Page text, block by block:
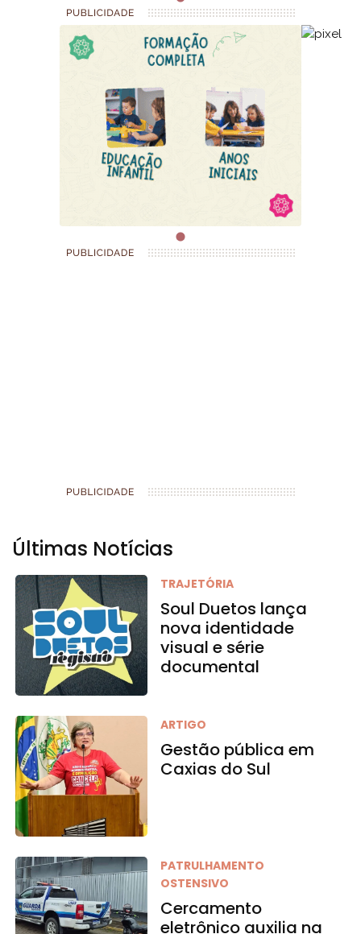
Últimas Notícias
TRAJETÓRIA
Soul Duetos lança
nova identidade
visual e série
documental
ARTIGO
Gestão pública em
Caxias do Sul
PATRULHAMENTO
OSTENSIVO
Cercamento
eletrônico auxilia na